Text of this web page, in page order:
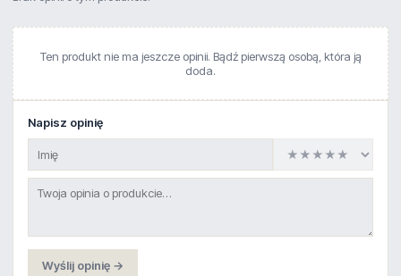
Ten produkt nie ma jeszcze opinii. Bądź pierwszą osobą, która ją
doda.
Napisz opinię
Wyślij opinię →